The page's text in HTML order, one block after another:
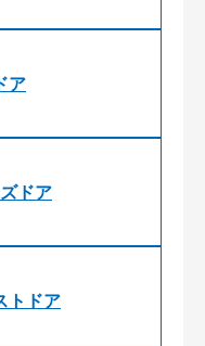
ア
ドア
トドア